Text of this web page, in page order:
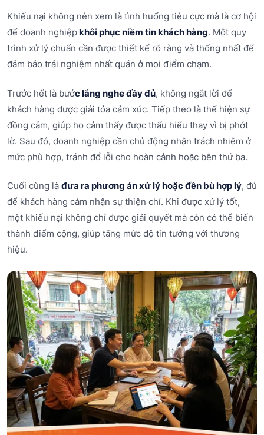
Khiếu nại không nên xem là tình huống tiêu cực mà là cơ hội
để doanh nghiệp khôi phục niềm tin khách hàng. Một quy
trình xử lý chuẩn cần được thiết kế rõ ràng và thống nhất để
đảm bảo trải nghiệm nhất quán ở mọi điểm chạm.
Trước hết là bước lắng nghe đầy đủ, không ngắt lời để
khách hàng được giải tỏa cảm xúc. Tiếp theo là thể hiện sự
đồng cảm, giúp họ cảm thấy được thấu hiểu thay vì bị phớt
lờ. Sau đó, doanh nghiệp cần chủ động nhận trách nhiệm ở
mức phù hợp, tránh đổ lỗi cho hoàn cảnh hoặc bên thứ ba.
Cuối cùng là đưa ra phương án xử lý hoặc đền bù hợp lý, đủ
để khách hàng cảm nhận sự thiện chí. Khi được xử lý tốt,
một khiếu nại không chỉ được giải quyết mà còn có thể biến
thành điểm cộng, giúp tăng mức độ tin tưởng với thương
hiệu.